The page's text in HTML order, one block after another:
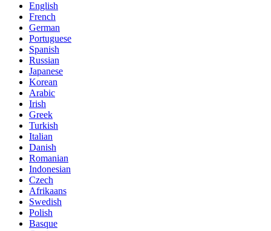
English
French
German
Portuguese
Spanish
Russian
Japanese
Korean
Arabic
Irish
Greek
Turkish
Italian
Danish
Romanian
Indonesian
Czech
Afrikaans
Swedish
Polish
Basque